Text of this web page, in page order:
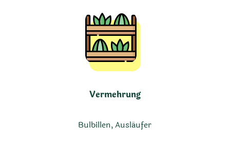
Vermehrung
Bulbillen, Ausläufer